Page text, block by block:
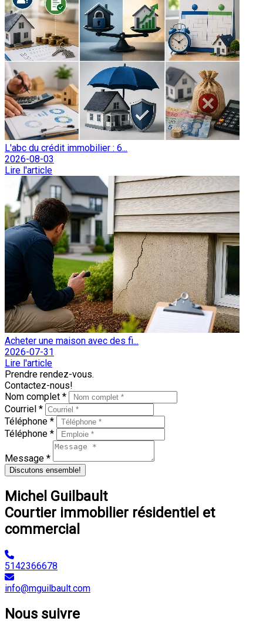
L'abc du crédit immobilier : 6...
2026-08-03
Lire l'article
Acheter une maison avec des fi...
2026-07-31
Lire l'article
Prendre rendez-vous.
Contactez-nous!
Nom complet *
Courriel *
Téléphone *
Téléphone *
Message *
Discutons ensemble!
Michel Guilbault
Courtier immobilier résidentiel et
commercial
5142366678
info@mguilbault.com
Nous suivre